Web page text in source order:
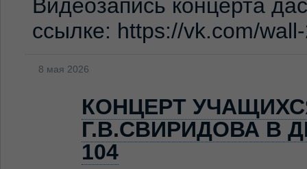
Видеозапись концерта
ссылке: https://vk.com/
8 мая 2026
КОНЦЕРТ
Г.В.СВИРИДОВА В
104